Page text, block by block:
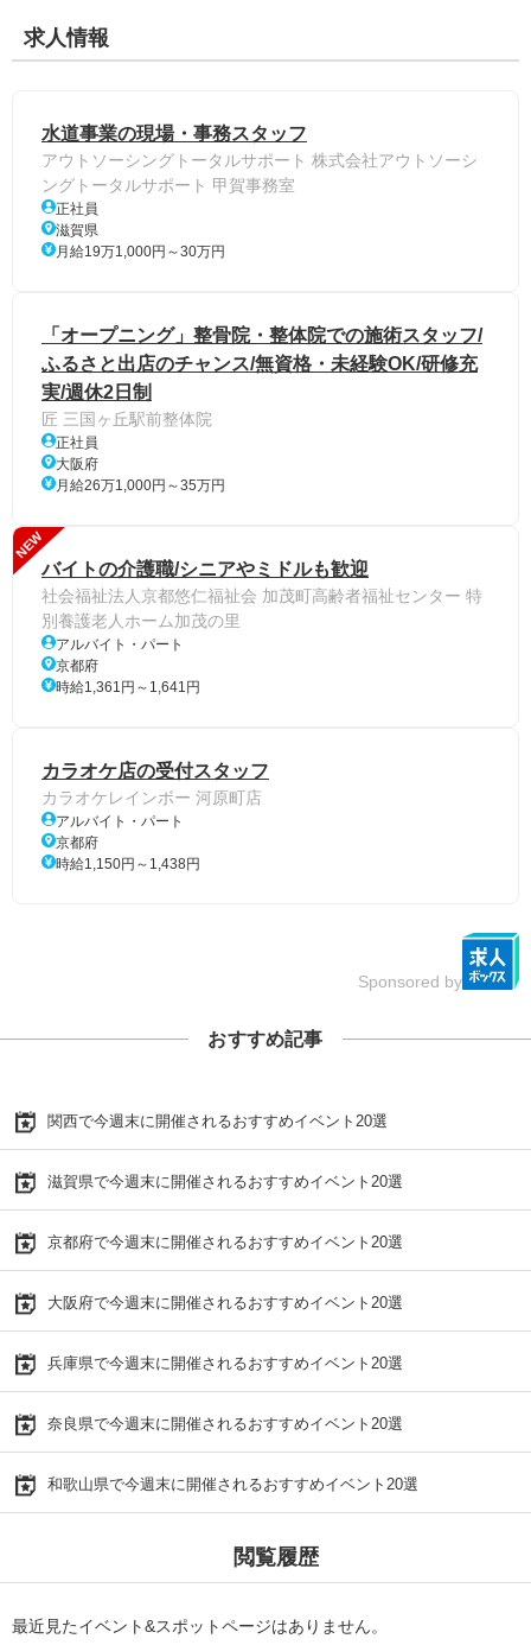
求人情報
水道事業の現場・事務スタッフ
アウトソーシングトータルサポート 株式会社アウトソーシ
ングトータルサポート 甲賀事務室
正社員
滋賀県
月給19万1,000円～30万円
「オープニング」整骨院・整体院での施術スタッフ/
ふるさと出店のチャンス/無資格・未経験OK/研修充
実/週休2日制
匠 三国ヶ丘駅前整体院
正社員
大阪府
月給26万1,000円～35万円
NEW
バイトの介護職/シニアやミドルも歓迎
社会福祉法人京都悠仁福祉会 加茂町高齢者福祉センター 特
別養護老人ホーム加茂の里
アルバイト・パート
京都府
時給1,361円～1,641円
カラオケ店の受付スタッフ
カラオケレインボー 河原町店
アルバイト・パート
京都府
時給1,150円～1,438円
Sponsored by
おすすめ記事
関西で今週末に開催されるおすすめイベント20選
滋賀県で今週末に開催されるおすすめイベント20選
京都府で今週末に開催されるおすすめイベント20選
大阪府で今週末に開催されるおすすめイベント20選
兵庫県で今週末に開催されるおすすめイベント20選
奈良県で今週末に開催されるおすすめイベント20選
和歌山県で今週末に開催されるおすすめイベント20選
閲覧履歴
最近見たイベント&スポットページはありません。